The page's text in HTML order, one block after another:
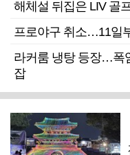
해체설 뒤집은 LIV 골
프로야구 취소…11일
라커룸 냉탕 등장…폭
잡